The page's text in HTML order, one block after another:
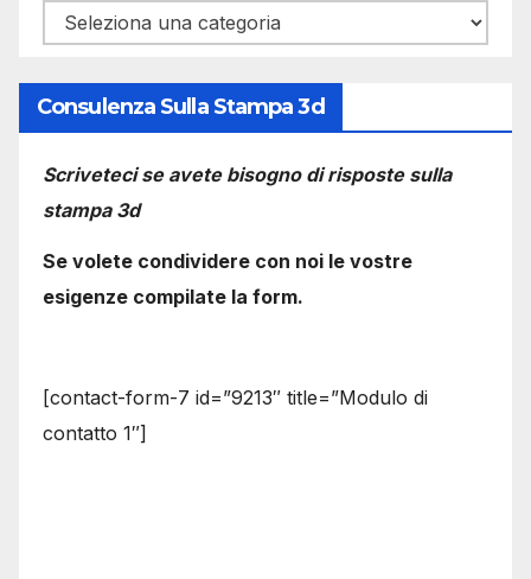
Categorie
Consulenza Sulla Stampa 3d
Scriveteci se avete bisogno di risposte sulla
stampa 3d
Se volete condividere con noi le vostre
esigenze compilate la form.
[contact-form-7 id=”9213″ title=”Modulo di
contatto 1″]